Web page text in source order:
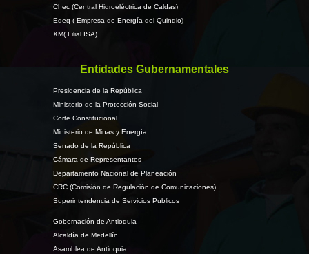
Chec (Central Hidroeléctrica de Caldas)
Edeq ( Empresa de Energía del Quindio)
XM( Filial ISA)
Entidades Gubernamentales
Presidencia de la República
Ministerio de la Protección Social
Corte Constitucional
Ministerio de Minas y Energía
Senado de la República
Cámara de Representantes
Departamento Nacional de Planeación
CRC (Comisión de Regulación de Comunicaciones)
Superintendencia de Servicios Públicos
Gobernación de Antioquia
Alcaldía de Medellín
Asamblea de Antioquia